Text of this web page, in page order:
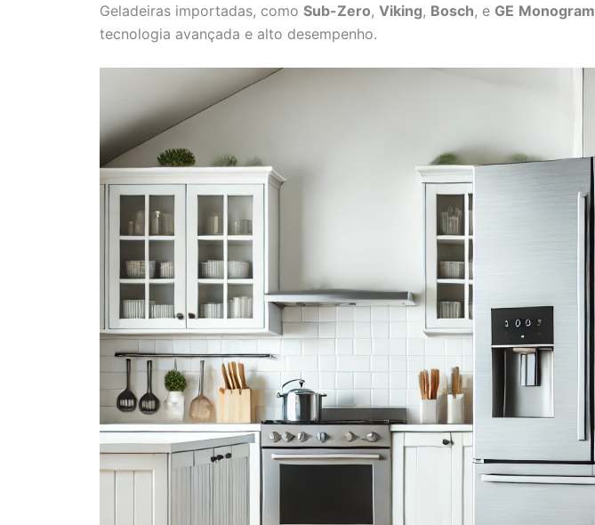
Geladeiras importadas, como Sub-Zero, Viking, Bosch, e GE Monogram
tecnologia avançada e alto desempenho.